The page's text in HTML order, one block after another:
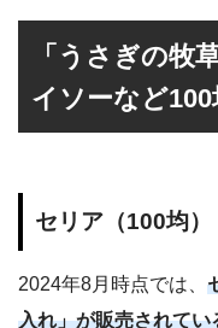
「うさぎの牧
イソーなど
セリア（100均）
2024年8月時点では、
入れ」が販売されて